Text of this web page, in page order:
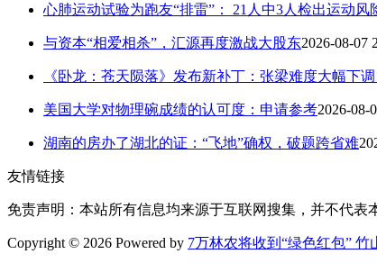
心肺运动试验为跑友“排雷”： 21人中3人检出运动
与资本“相爱相杀”，汇源再度激战大股东2026-08-07
《卧龙：苍天陨落》发布新补丁：张梁难度大幅下调
美国大学对物理碗成绩的认可度：申请参考2026-08-
湖南的房办了湖北的证：“飞地”确权，破题跨省难
友情链接
免责声明：本站所有信息均来源于互联网搜集，并不代表
Copyright © 2026 Powered by 7万林农将收到“绿色红包”